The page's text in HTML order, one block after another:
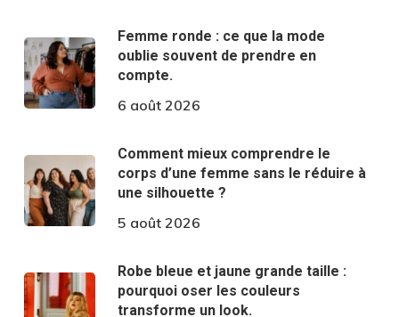
Femme ronde : ce que la mode
oublie souvent de prendre en
compte.
6 août 2026
Comment mieux comprendre le
corps d’une femme sans le réduire à
une silhouette ?
5 août 2026
Robe bleue et jaune grande taille :
pourquoi oser les couleurs
transforme un look.